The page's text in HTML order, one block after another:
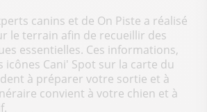
canins et de On Piste a réalisé
le terrain afin de recueillir des
essentielles. Ces informations,
icônes Cani' Spot sur la carte du
à préparer votre sortie et à
convient à votre chien et à